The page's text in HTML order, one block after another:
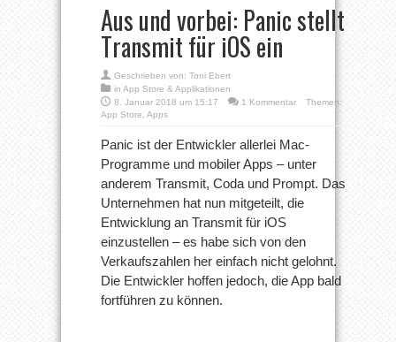
Aus und vorbei: Panic stellt
Transmit für iOS ein
Geschrieben von: Toni Ebert
in App Store & Applikationen
8. Januar 2018 um 15:17
1 Kommentar
Themen:
App Store Apps
Panic ist der Entwickler allerlei Mac-
Programme und mobiler Apps – unter
anderem Transmit, Coda und Prompt. Das
Unternehmen hat nun mitgeteilt, die
Entwicklung an Transmit für iOS
einzustellen – es habe sich von den
Verkaufszahlen her einfach nicht gelohnt.
Die Entwickler hoffen jedoch, die App bald
fortführen zu können.